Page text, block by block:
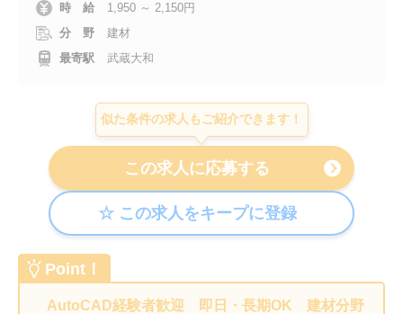
時 給
1,950 ～ 2,150円
分 野
建材
最寄駅
武蔵大和
似た条件の求人もご紹介できます！
Point！
AutoCAD経験者歓迎 即日・長期OK 建材分野